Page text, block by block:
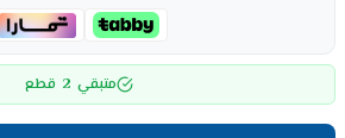
متبقي 2 قطع